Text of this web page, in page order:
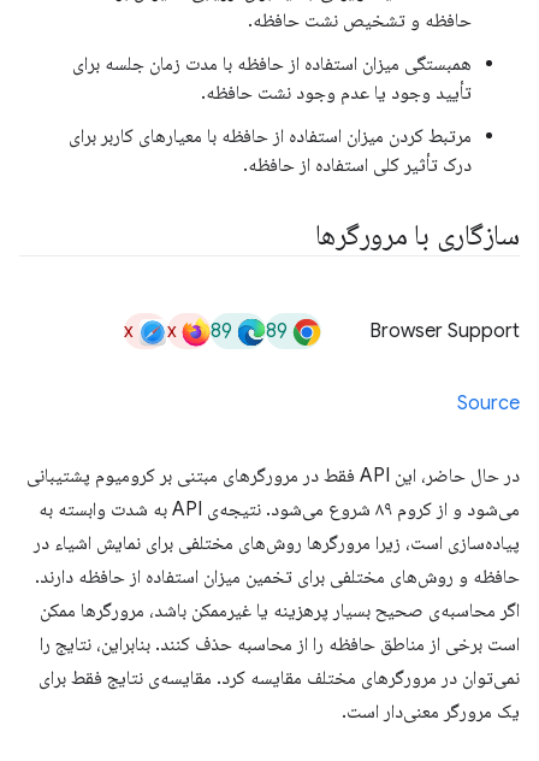
حافظه و تشخیص نشت حافظه.
همبستگی میزان استفاده از حافظه با مدت زمان جلسه برای
تأیید وجود یا عدم وجود نشت حافظه.
مرتبط کردن میزان استفاده از حافظه با معیارهای کاربر برای
درک تأثیر کلی استفاده از حافظه.
سازگاری با مرورگرها
Browser Support
89
89
x
x
Source
در حال حاضر، این API فقط در مرورگرهای مبتنی بر کرومیوم پشتیبانی
می‌شود و از کروم ۸۹ شروع می‌شود. نتیجه‌ی API به شدت وابسته به
پیاده‌سازی است، زیرا مرورگرها روش‌های مختلفی برای نمایش اشیاء در
حافظه و روش‌های مختلفی برای تخمین میزان استفاده از حافظه دارند.
اگر محاسبه‌ی صحیح بسیار پرهزینه یا غیرممکن باشد، مرورگرها ممکن
است برخی از مناطق حافظه را از محاسبه حذف کنند. بنابراین، نتایج را
نمی‌توان در مرورگرهای مختلف مقایسه کرد. مقایسه‌ی نتایج فقط برای
یک مرورگر معنی‌دار است.